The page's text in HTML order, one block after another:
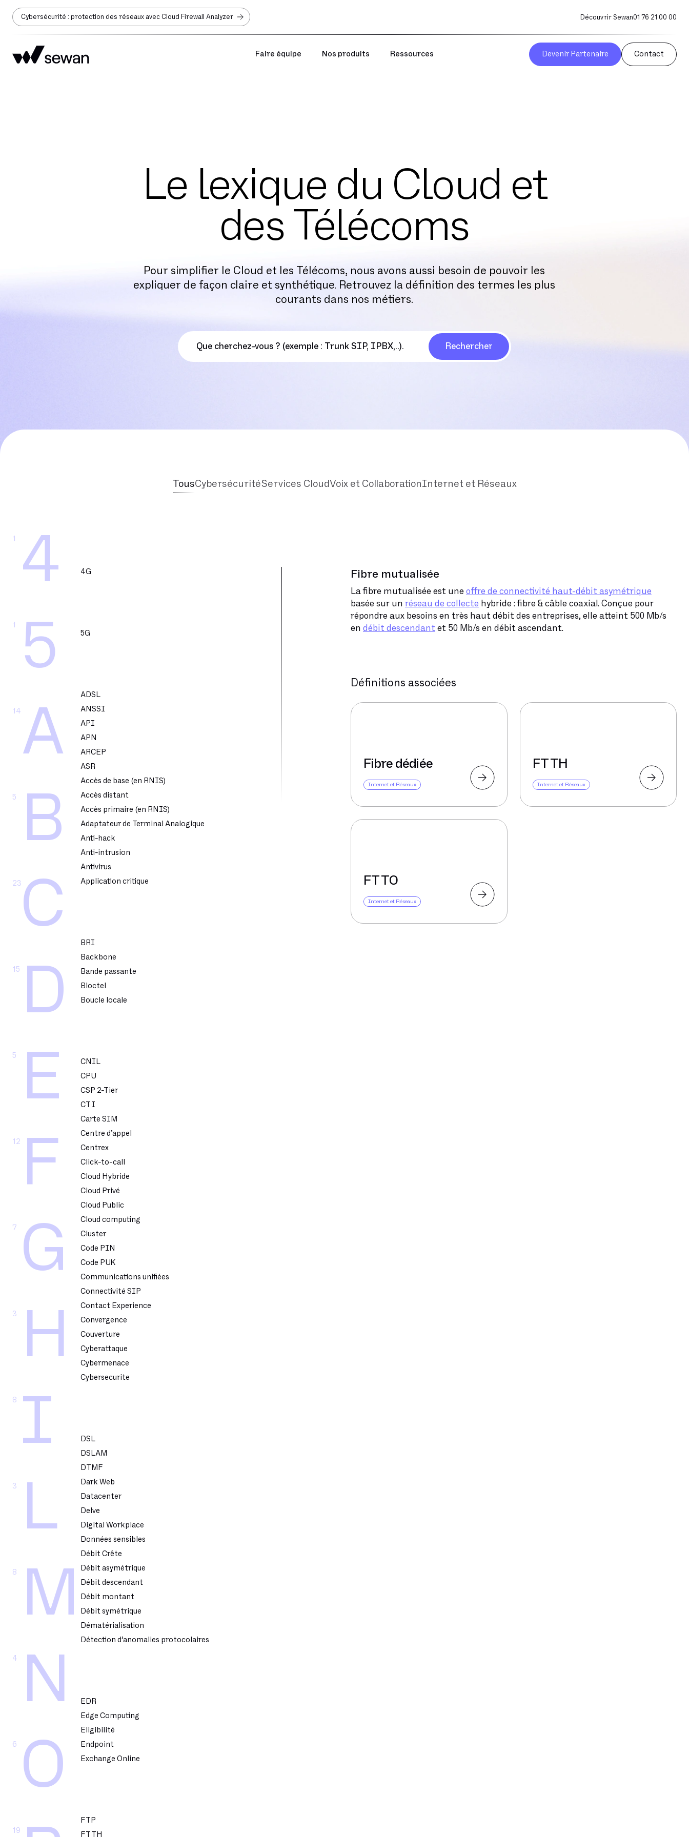
Cybersécurité : protection des réseaux avec Cloud Firewall Analyzer Découvrir Sewan01 76 21 00 00
Faire équipe Nos produits Ressources Devenir Partenaire Contact
Le lexique du Cloud et
des Télécoms
Pour simplifier le Cloud et les Télécoms, nous avons aussi besoin de pouvoir les
expliquer de façon claire et synthétique. Retrouvez la définition des termes les plus
courants dans nos métiers.
Rechercher
TousCybersécuritéServices Cloud Voix et CollaborationInternet et Réseaux
4
1
5
1
A
14
B
5
C
23
D
15
E
5
F
12
G
7
H
3
I
8
L
3
M
8
N
4
O
6
19
4G
5G
ADSL
ANSSI
API
APN
ARCEP
ASR
Accès de base (en RNIS)
Accès distant
Accès primaire (en RNIS)
Adaptateur de Terminal Analogique
Anti-hack
Anti-intrusion
Antivirus
Application critique
BRI
Backbone
Bande passante
Bloctel
Boucle locale
CNIL
CPU
CSP 2-Tier
CTI
Carte SIM
Centre d’appel
Centrex
Click-to-call
Cloud Hybride
Cloud Privé
Cloud Public
Cloud computing
Cluster
Code PIN
Code PUK
Communications unifiées
Connectivité SIP
Contact Experience
Convergence
Couverture
Cyberattaque
Cybermenace
Cybersecurite
DSL
DSLAM
DTMF
Dark Web
Datacenter
Delve
Digital Workplace
Données sensibles
Débit Crête
Débit asymétrique
Débit descendant
Débit montant
Débit symétrique
Dématérialisation
Détection d’anomalies protocolaires
EDR
Edge Computing
Eligibilité
Endpoint
Exchange Online
FTP
FTTH
Fibre mutualisée
La fibre mutualisée est une offre de connectivité haut-débit asymétrique
basée sur un réseau de collecte hybride : fibre & câble coaxial. Conçue pour
répondre aux besoins en très haut débit des entreprises, elle atteint 500 Mb/s
en débit descendant et 50 Mb/s en débit ascendant.
Définitions associées
Fibre dédiée
Internet et Réseaux
FTTH
Internet et Réseaux
FTTO
Internet et Réseaux